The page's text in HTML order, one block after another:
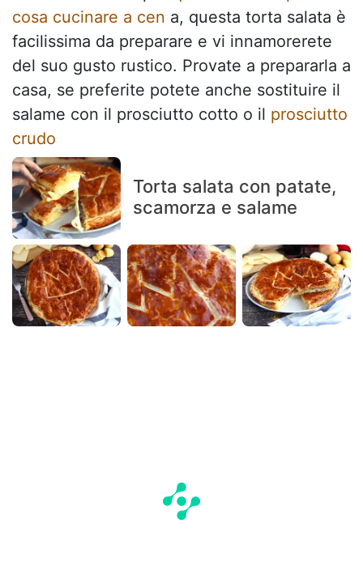
cosa cucinare a cen a, questa torta salata è
facilissima da preparare e vi innamorerete
del suo gusto rustico. Provate a prepararla a
casa, se preferite potete anche sostituire il
salame con il prosciutto cotto o il prosciutto
crudo
Torta salata con patate,
scamorza e salame